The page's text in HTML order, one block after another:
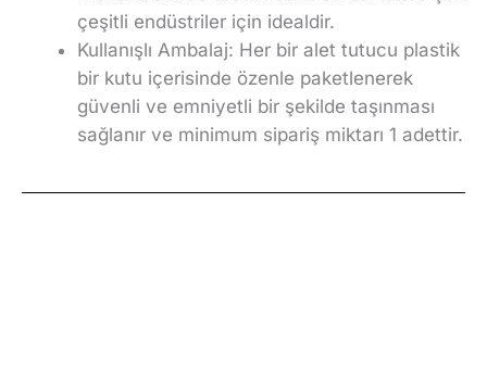
çeşitli endüstriler için idealdir.
Kullanışlı Ambalaj: Her bir alet tutucu plastik
bir kutu içerisinde özenle paketlenerek
güvenli ve emniyetli bir şekilde taşınması
sağlanır ve minimum sipariş miktarı 1 adettir.